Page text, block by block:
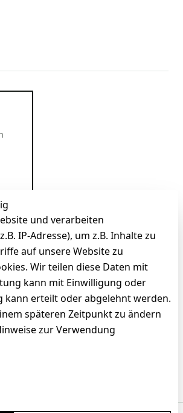
und verarbeiten
IP-Adresse), um z.B. Inhalte zu
auf unsere Website zu
Wir teilen diese Daten mit
kann mit Einwilligung oder
erteilt oder abgelehnt werden.
späteren Zeitpunkt zu ändern
zur Verwendung